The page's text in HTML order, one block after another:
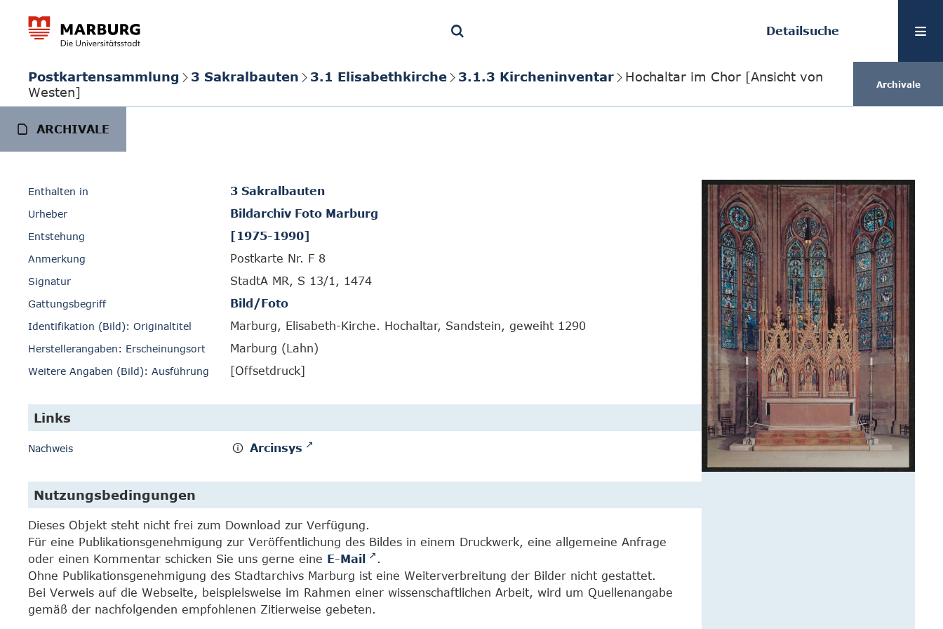
Detailsuche
Postkartensammlung 3 Sakralbauten 3.1 Elisabethkirche 3.1.3 Kircheninventar
Hochaltar im Chor [Ansicht von
Westen]
Archivale
ARCHIVALE
Enthalten in 3 Sakralbauten
Urheber Bildarchiv Foto Marburg
Entstehung [1975-1990]
Anmerkung Postkarte Nr. F 8
Signatur StadtA MR, S 13/1, 1474
Gattungsbegriff Bild/Foto
Identifikation (Bild): Originaltitel Marburg, Elisabeth-Kirche. Hochaltar, Sandstein, geweiht 1290
Herstellerangaben: Erscheinungsort Marburg (Lahn)
Weitere Angaben (Bild): Ausführung [Offsetdruck]
Links
Nachweis Arcinsys
Nutzungsbedingungen
Dieses Objekt steht nicht frei zum Download zur Verfügung.
Für eine Publikationsgenehmigung zur Veröffentlichung des Bildes in einem Druckwerk, eine allgemeine Anfrage
oder einen Kommentar schicken Sie uns gerne eine E-Mail
.
Ohne Publikationsgenehmigung des Stadtarchivs Marburg ist eine Weiterverbreitung der Bilder nicht gestattet.
Bei Verweis auf die Webseite, beispielsweise im Rahmen einer wissenschaftlichen Arbeit, wird um Quellenangabe
gemäß der nachfolgenden empfohlenen Zitierweise gebeten.